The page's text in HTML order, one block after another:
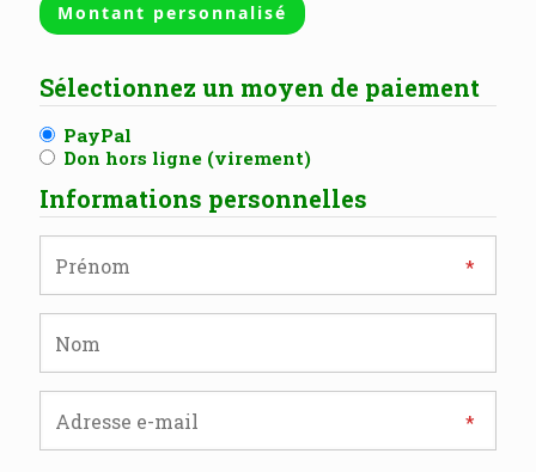
Montant personnalisé
Sélectionnez un moyen de paiement
PayPal
Don hors ligne (virement)
Informations personnelles